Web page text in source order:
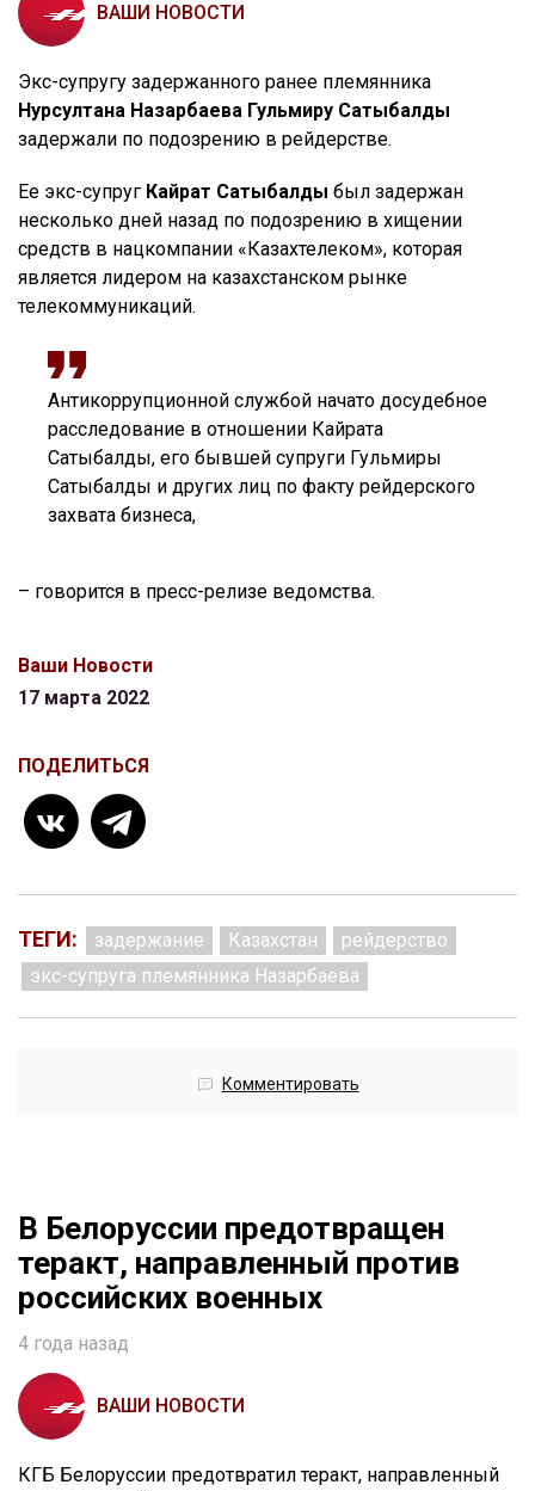
ВАШИ НОВОСТИ
Экс-супругу задержанного ранее племянника
Нурсултана Назарбаева Гульмиру Сатыбалды
задержали по подозрению в рейдерстве.
Ее экс-супруг Кайрат Сатыбалды был задержан
несколько дней назад по подозрению в хищении
средств в нацкомпании «Казахтелеком», которая
является лидером на казахстанском рынке
телекоммуникаций.
Антикоррупционной службой начато досудебное
расследование в отношении Кайрата
Сатыбалды, его бывшей супруги Гульмиры
Сатыбалды и других лиц по факту рейдерского
захвата бизнеса,
– говорится в пресс-релизе ведомства.
Ваши Новости
17 марта 2022
ПОДЕЛИТЬСЯ
ТЕГИ: задержание Казахстан
рейдерство
экс-супруга племянника Назарбаева
Комментировать
В Белоруссии предотвращен
теракт, направленный против
российских военных
4 года назад
ВАШИ НОВОСТИ
КГБ Белоруссии предотвратил теракт, направленный